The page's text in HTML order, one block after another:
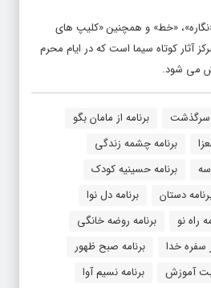
«نگاره»، «خط» و همچنین «کلیپ های
آثار کوتاه سیما است که در ایام محرم
می شود.
سرگذشت
برنامه از مامان بگو
برنامه چشمه زندگی
برنامه حسینیه کودک
دستان
برنامه دل نوا
راه نو
برنامه روضه خانگی
سفره خدا
برنامه صبح ظهور
آموزش
برنامه نسیم آوا